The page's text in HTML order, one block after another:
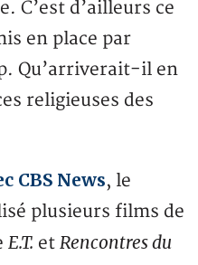
C’est d’ailleurs ce
en place par
Qu’arriverait-il en
religieuses des
CBS News, le
plusieurs films de
E.T. etRencontres du